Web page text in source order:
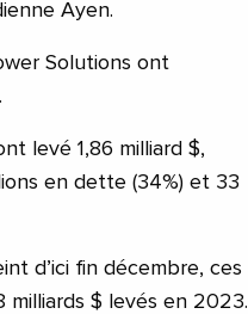
Ayen.
Solutions ont
levé 1,86 milliard $,
en dette (34%) et 33
d’ici fin décembre, ces
$ levés en 2023.